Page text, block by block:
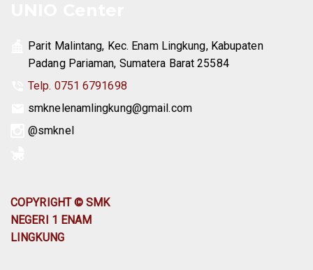
Parit Malintang, Kec. Enam Lingkung, Kabupaten
Padang Pariaman, Sumatera Barat 25584
Telp. 0751 6791698
smknelenamlingkung@gmail.com
@smknel
COPYRIGHT © SMK
NEGERI 1 ENAM
LINGKUNG